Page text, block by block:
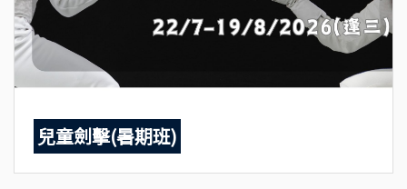
兒童劍擊(暑期班)